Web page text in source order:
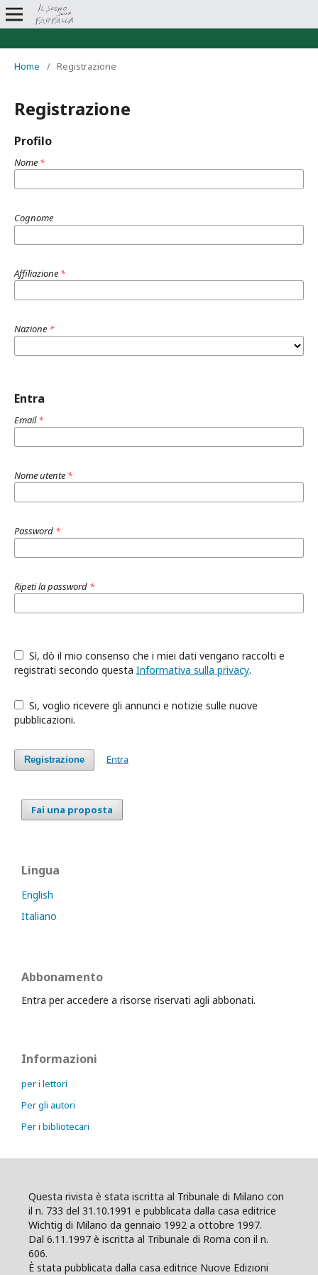
Home / Registrazione
Registrazione
Profilo
Nome *
Cognome
Affiliazione *
Nazione *
Entra
Email*
Nome utente *
Password *
Ripeti la password *
registrati secondo questa Informativa sulla privacy.
pubblicazioni.
Registrazione Entra
Fai una proposta
Lingua
English
Italiano
Abbonamento
Entra per accedere a risorse riservati agli abbonati.
Informazioni
per i lettori
Per gli autori
Per i bibliotecari
Questa rivista è stata iscritta al Tribunale di Milano con
il n. 733 del 31.10.1991 e pubblicata dalla casa editrice
Wichtig di Milano da gennaio 1992 a ottobre 1997.
Dal 6.11.1997 è iscritta al Tribunale di Roma con il n.
606.
È stata pubblicata dalla casa editrice Nuove Edizioni